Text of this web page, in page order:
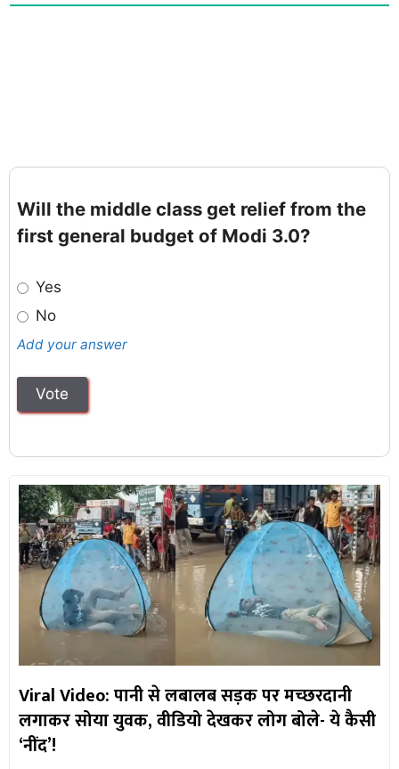
Will the middle class get relief from the
first general budget of Modi 3.0?
Yes
No
Add your answer
Viral Video: पानी से लबालब सड़क पर मच्छरदानी
लगाकर सोया युवक, वीडियो देखकर लोग बोले- ये कैसी
‘नींद’!